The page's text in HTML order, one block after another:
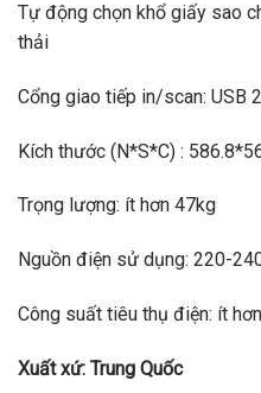
Tự động chọn khổ giấy sao
thải
Cổng giao tiếp in/scan: USB
Kích thước (N*S*C) :
Trọng lượng: ít hơn 47kg
Nguồn điện sử dụng: 220-
Công suất tiêu thụ điện: ít
Xuất xứ: Trung Quốc